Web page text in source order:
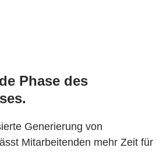
Phase des
Generierung von
Mitarbeitenden mehr Zeit für